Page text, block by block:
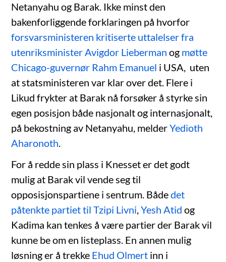
Netanyahu og Barak. Ikke minst den
bakenforliggende forklaringen på hvorfor
forsvarsministeren kritiserte uttalelser fra
utenriksminister Avigdor Lieberman og møtte
Chicago-guvernør Rahm Emanuel i USA, uten
at statsministeren var klar over det. Flere i
Likud frykter at Barak nå forsøker å styrke sin
egen posisjon både nasjonalt og internasjonalt,
på bekostning av Netanyahu, melderYedioth
Aharonoth.
For å redde sin plass i Knesset er det godt
mulig at Barak vil vende seg til
opposisjonspartiene i sentrum. Bådedet
påtenkte partiet til Tzipi Livni,Yesh Atid og
Kadima kan tenkes å være partier der Barak vil
kunne be om en listeplass. En annen mulig
løsning er å trekke Ehud Olmert inn i